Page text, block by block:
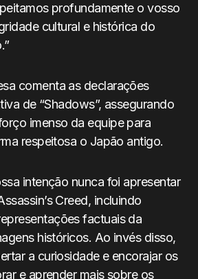
profundamente o vosso
cultural e histórica do
comenta as declarações
de “Shadows”, assegurando
imenso da equipe para
respeitosa o Japão antigo.
intenção nunca foi apresentar
Creed, incluindo
factuais da
históricos. Ao invés disso,
a curiosidade e encorajar os
e aprender mais sobre os